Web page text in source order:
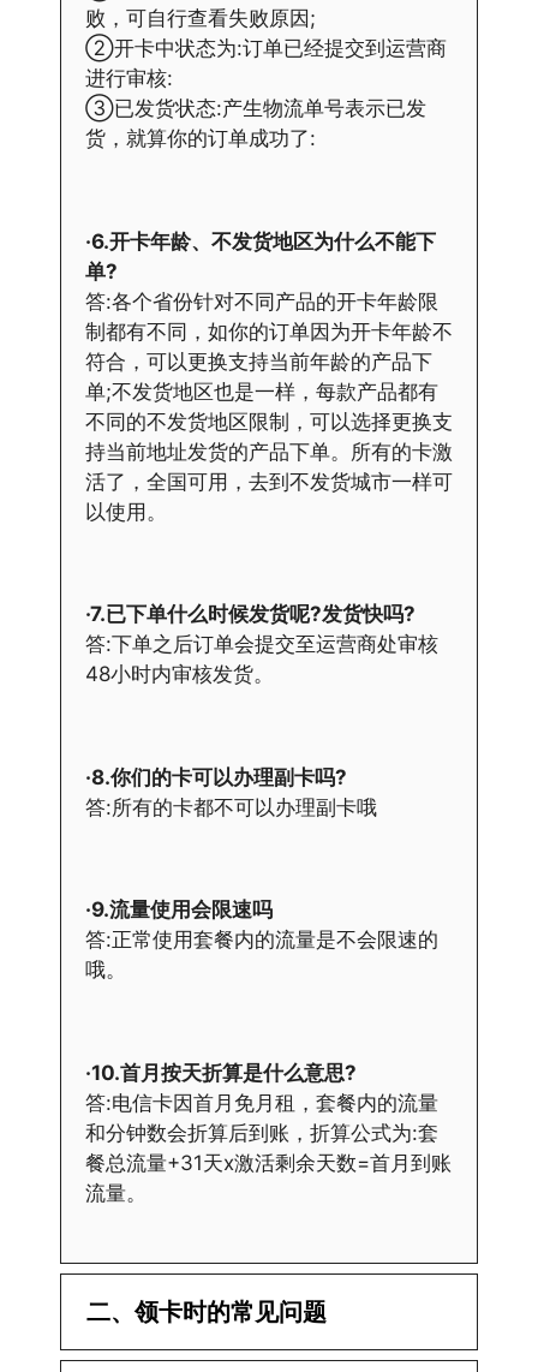
败，可自行查看失败原因;
②开卡中状态为:订单已经提交到运营商
进行审核:
③已发货状态:产生物流单号表示已发
货，就算你的订单成功了:
·6.开卡年龄、不发货地区为什么不能下
单?
答:各个省份针对不同产品的开卡年龄限
制都有不同，如你的订单因为开卡年龄不
符合，可以更换支持当前年龄的产品下
单;不发货地区也是一样，每款产品都有
不同的不发货地区限制，可以选择更换支
持当前地址发货的产品下单。所有的卡激
活了，全国可用，去到不发货城市一样可
以使用。
·7.已下单什么时候发货呢?发货快吗?
答:下单之后订单会提交至运营商处审核
48小时内审核发货。
·8.你们的卡可以办理副卡吗?
答:所有的卡都不可以办理副卡哦
·9.流量使用会限速吗
答:正常使用套餐内的流量是不会限速的
哦。
·10.首月按天折算是什么意思?
答:电信卡因首月免月租，套餐内的流量
和分钟数会折算后到账，折算公式为:套
餐总流量+31天x激活剩余天数=首月到账
流量。
二、领卡时的常见问题